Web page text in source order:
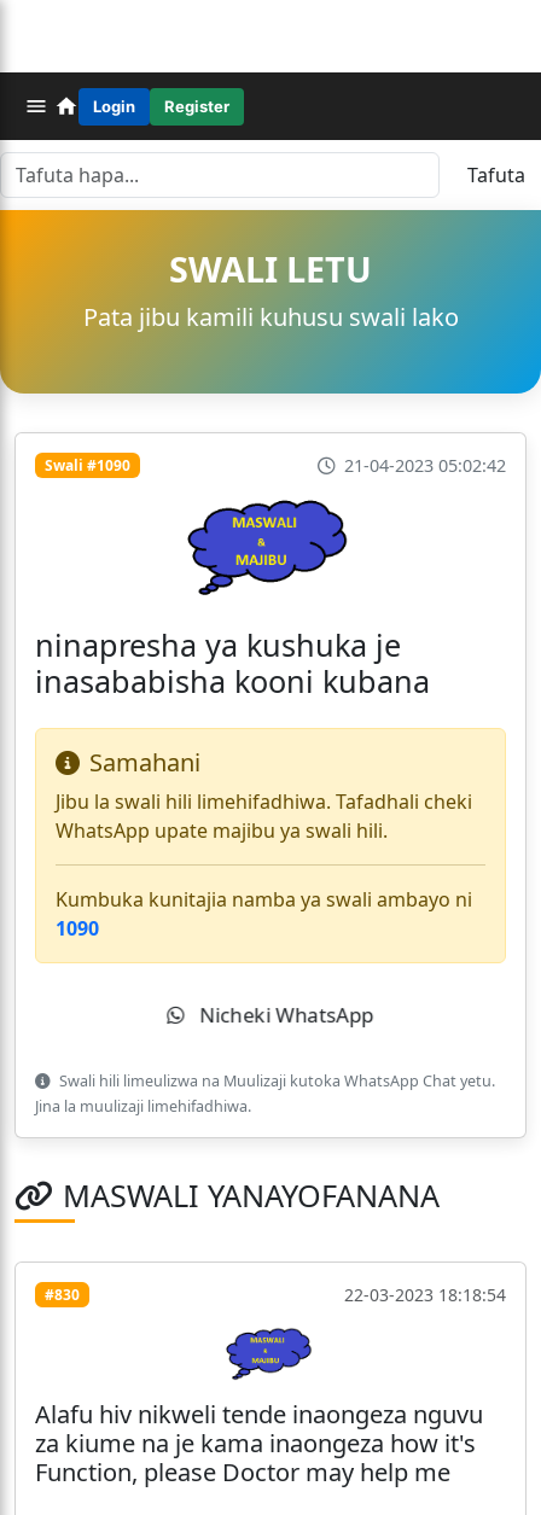
Login Register
Tafuta
SWALI LETU
Pata jibu kamili kuhusu swali lako
Swali #1090 21-04-2023 05:02:42
ninapresha ya kushuka je
inasababisha kooni kubana
Samahani
Jibu la swali hili limehifadhiwa. Tafadhali cheki
WhatsApp upate majibu ya swali hili.
Kumbuka kunitajia namba ya swali ambayo ni
1090
Nicheki WhatsApp
Swali hili limeulizwa na Muulizaji kutoka WhatsApp Chat yetu.
Jina la muulizaji limehifadhiwa.
MASWALI YANAYOFANANA
#830 22-03-2023 18:18:54
Alafu hiv nikweli tende inaongeza nguvu
za kiume na je kama inaongeza how it's
Function, please Doctor may help me